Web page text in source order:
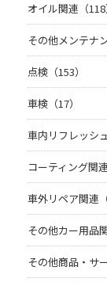
オイル関連（118
その他メンテナ
点検（153）
車検（17）
車内リフレッシ
コーティング関連
車外リペア関連（
その他カー用品
その他商品・サ